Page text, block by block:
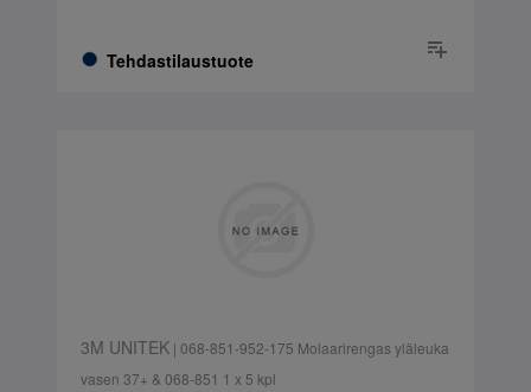
Tehdastilaustuote
3M UNITEK| 068-851-952-175 Molaarirengas yläleuka
vasen 37+ & 068-851 1 x 5 kpl